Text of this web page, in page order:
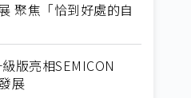
聚焦「恰到好處的自
版亮相SEMICON
展